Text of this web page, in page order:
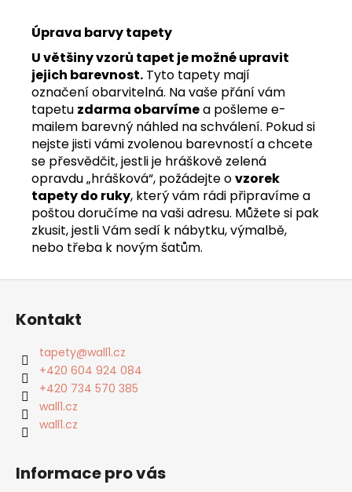
Úprava barvy tapety
U většiny vzorů tapet je možné upravit
jejich barevnost. Tyto tapety mají
označení obarvitelná. Na vaše přání vám
tapetu zdarma obarvímea pošleme e-
mailem barevný náhled na schválení. Pokud si
nejste jisti vámi zvolenou barevností a chcete
se přesvědčit, jestli je hráškově zelená
opravdu „hrášková“, požádejte ovzorek
tapety do ruky, který vám rádi připravíme a
poštou doručíme na vaši adresu. Můžete si pak
zkusit, jestli Vám sedí k nábytku, výmalbě,
nebo třeba k novým šatům.
Z
Kontakt
tapety@wall1.cz
+420 604 924 084
+420 734 570 385
wall1.cz
wall1.cz
Informace pro vás